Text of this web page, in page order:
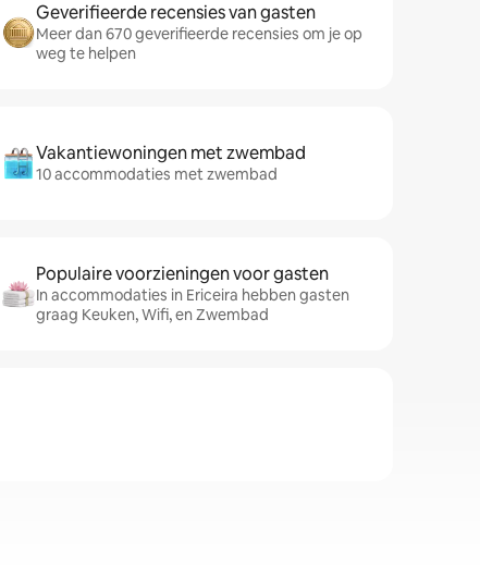
Geverifieerde recensies van gasten
Meer dan 670 geverifieerde recensies om je op
weg te helpen
Vakantiewoningen met zwembad
10 accommodaties met zwembad
Populaire voorzieningen voor gasten
In accommodaties in Ericeira hebben gasten
graag Keuken, Wifi, en Zwembad